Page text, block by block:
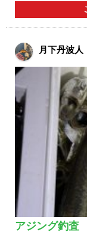
月下丹波人
アジング釣